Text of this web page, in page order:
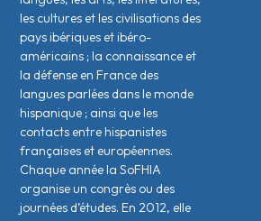
les cultures et les civilisations des
pays ibériques et ibéro-
américains ; la connaissance et
la défense en France des
langues parlées dans le monde
hispanique ; ainsi que les
contacts entre hispanistes
français·es et européen·nes.
Chaque année la SoFHIA
organise un congrès ou des
journées d’études. En 2012, elle